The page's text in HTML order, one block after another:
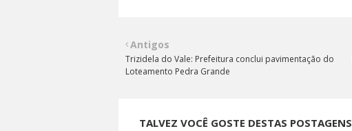
Antigos
Trizidela do Vale: Prefeitura conclui pavimentação do
Loteamento Pedra Grande
TALVEZ VOCÊ GOSTE DESTAS POSTAGENS